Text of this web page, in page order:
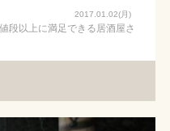
段以上に満足できる居酒屋さ
2017.01.02(月)